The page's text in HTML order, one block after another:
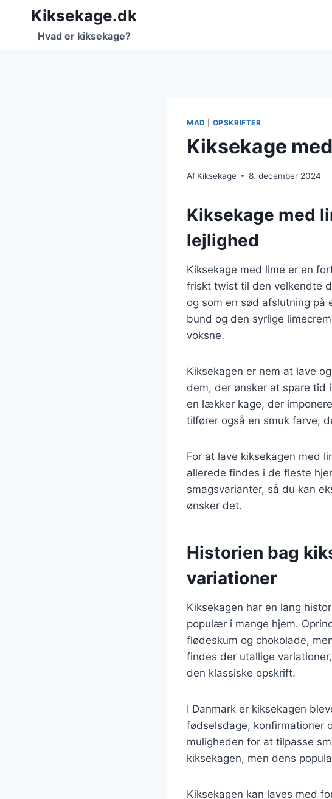
FortsætKiksekage.dk
Hvad er kiksekage?
MAD OPSKRIFTER
Kiksekage
Af Kiksekage 8. december 2024
Kiksekage med
lejlighed
Kiksekage med lime er en
friskt twist til den velkendte
og som en sød afslutning på
bund og den syrlige
voksne.
Kiksekagen er nem at lave
dem, der ønsker at spare
en lækker kage, der
tilfører også en smuk farve,
For at lave kiksekagen med
allerede findes i de fleste
smagsvarianter, så du kan
ønsker det.
Historien bag
variationer
Kiksekagen har en lang
populær i mange hjem.
flødeskum og chokolade,
findes der utallige
den klassiske opskrift.
I Danmark er kiksekagen
fødselsdage, konfirmationer
muligheden for at tilpasse
kiksekagen, men dens
Kiksekagen kan laves med